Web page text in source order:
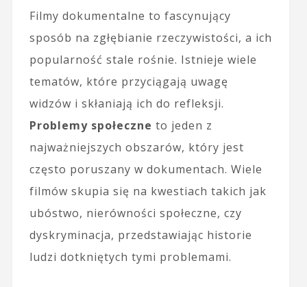
Filmy dokumentalne to fascynujący
sposób na zgłębianie rzeczywistości, a ich
popularność stale rośnie. Istnieje wiele
tematów, które przyciągają uwagę
widzów i skłaniają ich do refleksji.
Problemy społeczne to jeden z
najważniejszych obszarów, który jest
często poruszany w dokumentach. Wiele
filmów skupia się na kwestiach takich jak
ubóstwo, nierówności społeczne, czy
dyskryminacja, przedstawiając historie
ludzi dotkniętych tymi problemami.